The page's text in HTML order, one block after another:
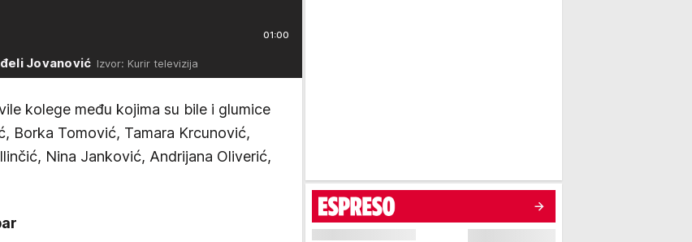
01:00
Jovanović Izvor: Kurir televizija
kolege među kojima su bile i glumice
Borka Tomović, Tamara Krcunović,
Nina Janković, Andrijana Oliverić,